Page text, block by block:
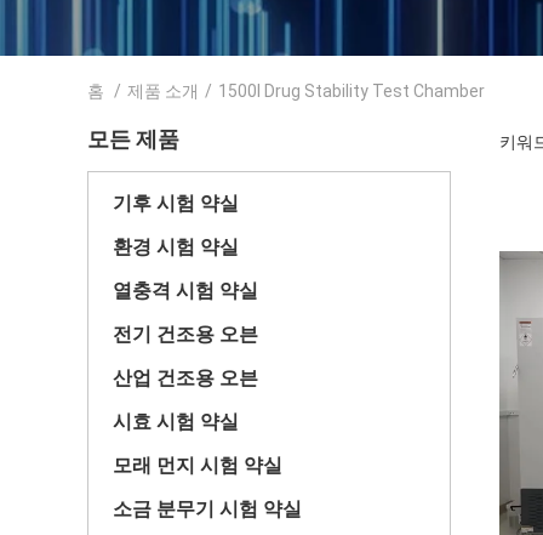
홈 / 제품 소개 / 1500l Drug Stability Test Chamber
모든 제품
기후 시험 약실
환경 시험 약실
열충격 시험 약실
전기 건조용 오븐
산업 건조용 오븐
시효 시험 약실
모래 먼지 시험 약실
소금 분무기 시험 약실
키워